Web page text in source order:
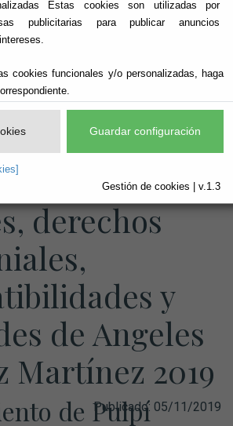
Estas cookies son utilizadas por
publicitarias para publicar anuncios
cookies funcionales y/o personalizadas, haga
Guardar configuración
Gestión de cookies | v.1.3
Intereses
derechos
y
de Angeles
Martínez 2019
de Pulpí
Publicado: 05/11/2019